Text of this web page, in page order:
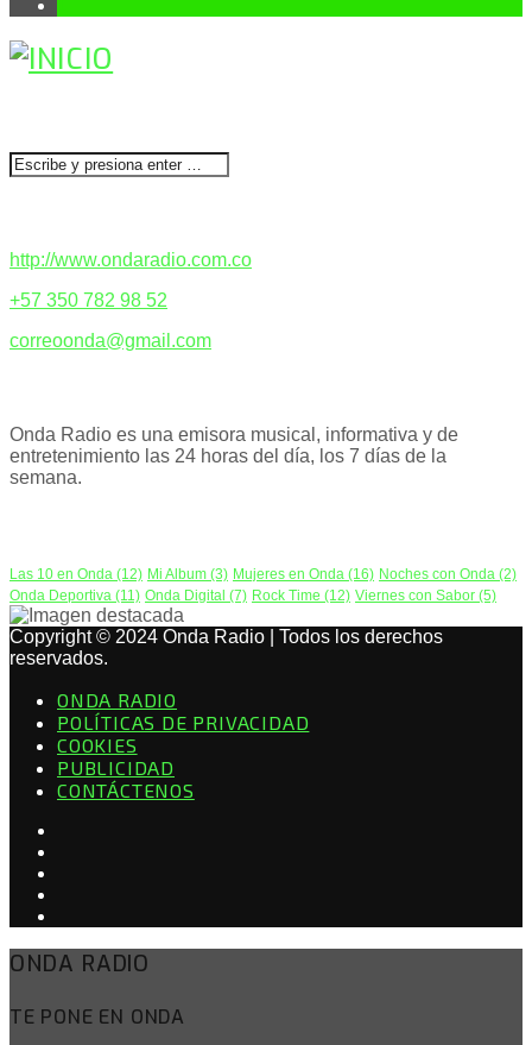
http://www.ondaradio.com.co
+57 350 782 98 52
correoonda@gmail.com
Onda Radio es una emisora musical, informativa y de
entretenimiento las 24 horas del día, los 7 días de la
semana.
Las 10 en Onda (12) Mi Album (3) Mujeres en Onda (16) Noches con Onda (2)
Onda Deportiva (11) Onda Digital (7) Rock Time (12) Viernes con Sabor (5)
Copyright © 2024 Onda Radio | Todos los derechos
reservados.
ONDA RADIO
POLÍTICAS DE PRIVACIDAD
COOKIES
PUBLICIDAD
CONTÁCTENOS
ONDA RADIO
TE PONE EN ONDA